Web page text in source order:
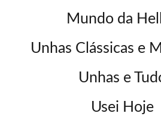
Mundo da
Unhas Clássicas e
Unhas e
Usei Hoje